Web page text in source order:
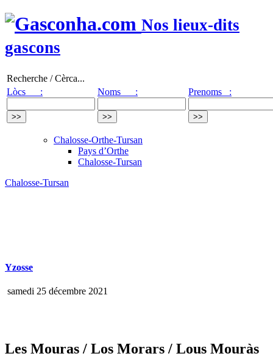
Nos lieux-dits
gascons
Recherche / Cèrca...
Lòcs :
Noms : Prenoms :
Chalosse-Orthe-Tursan
Pays d’Orthe
Chalosse-Tursan
Chalosse-Tursan
Yzosse
samedi 25 décembre 2021
Les Mouras / Los Morars / Lous Mouràs